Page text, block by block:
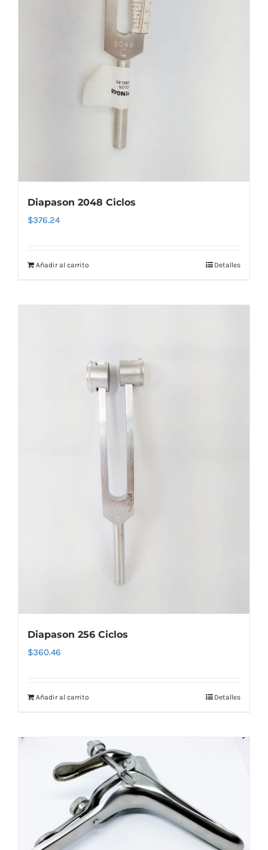
Diapason 2048 Ciclos
$376.24
Añadir al carrito Detalles
Diapason 256 Ciclos
$360.46
Añadir al carrito Detalles